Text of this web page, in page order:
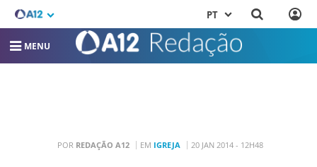
PT
MENU
POR REDAÇÃO A12 EM IGREJA 20 JAN 2014 - 12H48